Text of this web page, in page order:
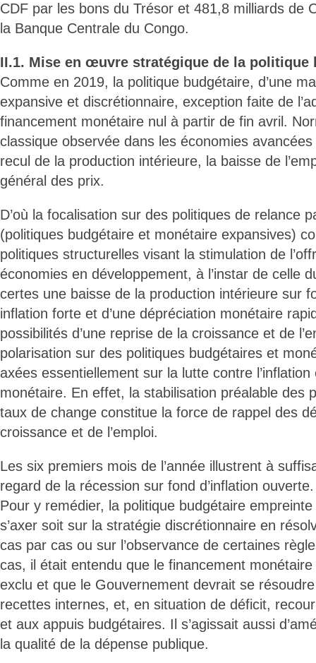
CDF par les bons du Trésor et 481,8 milliards de
la Banque Centrale du Congo.
II.1. Mise en œuvre stratégique de la politique
Comme en 2019, la politique budgétaire, d’une
expansive et discrétionnaire, exception faite de
financement monétaire nul à partir de fin avril.
classique observée dans les économies
recul de la production intérieure, la baisse de
général des prix.
D’où la focalisation sur des politiques de relance
(politiques budgétaire et monétaire expansives)
politiques structurelles visant la stimulation de
économies en développement, à l’instar de celle
certes une baisse de la production intérieure sur
inflation forte et d’une dépréciation monétaire
possibilités d’une reprise de la croissance et de
polarisation sur des politiques budgétaires et
axées essentiellement sur la lutte contre
monétaire. En effet, la stabilisation préalable des
taux de change constitue la force de rappel des
croissance et de l’emploi.
Les six premiers mois de l’année illustrent à
regard de la récession sur fond d’inflation ouverte.
Pour y remédier, la politique budgétaire
s’axer soit sur la stratégie discrétionnaire en
cas par cas ou sur l’observance de certaines
cas, il était entendu que le financement
exclu et que le Gouvernement devrait se
recettes internes, et, en situation de déficit,
et aux appuis budgétaires. Il s’agissait aussi
la qualité de la dépense publique.